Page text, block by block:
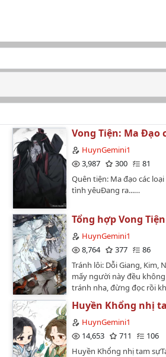
Vong Tiện: Ma Đạo
HuynGemini1
3,987
300
81
Quên tiện: Ma đạo các
tình yêuĐang ra...…
Tổng hợp Vong Tiện
HuynGemini1
8,764
377
86
Tránh lôi: Dỗi Giang, Kim,
mấy người này đều
tránh nha, đừng đọc rồi
cả Lam, Nhiếp nhaNguồn:
Huyền Khổng nhị
HuynGemini1
14,653
711
106
Huyền Khổng nhị tam